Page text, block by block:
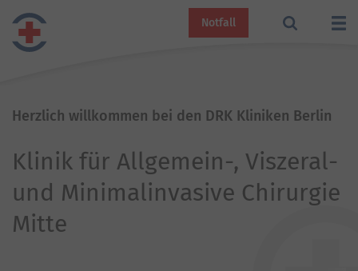
Notfall
Herzlich willkommen bei den DRK Kliniken Berlin
Klinik für Allgemein-, Viszeral-
und Minimalinvasive Chirurgie
Mitte